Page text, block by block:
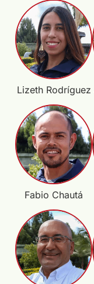
Lizeth Rodríguez
Fabio Chautá